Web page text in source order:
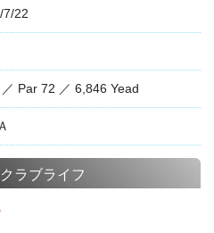
7/22
Par 72 ／ 6,846 Yead
ラブライフ